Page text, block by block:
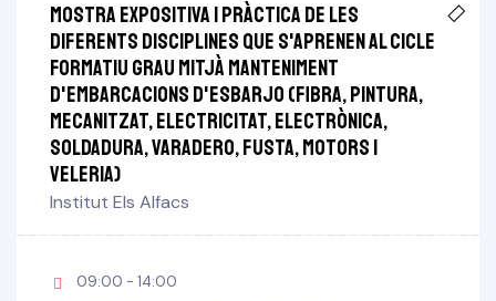
Mostra expositiva i pràctica de les
diferents disciplines que s'aprenen al cicle
formatiu grau mitjà manteniment
d'embarcacions d'esbarjo (fibra, pintura,
mecanitzat, electricitat, electrònica,
soldadura, varadero, fusta, motors i
veleria)
Institut Els Alfacs
09:00 - 14:00